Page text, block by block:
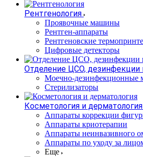
Рентгенология
Проявочные машины
Рентген-аппараты
Рентгеновские
Цифровые детекторы
Отделение ЦСО, дезинфекции
Моечно-дезинфекционные
Стерилизаторы
Косметология и дерматология
Аппараты коррекции
Аппараты криотерапии
Аппараты неинвазивного
Аппараты по уходу за
Еще